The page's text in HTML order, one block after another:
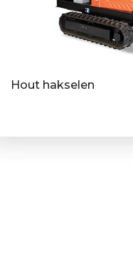
Hout hakselen